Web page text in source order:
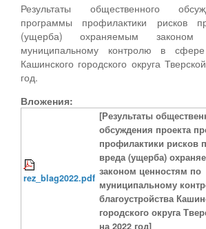
Результаты общественного
программы профилактики рисков
(ущерба) охраняемым
муниципальному контролю в сфере
Кашинского городского округа
год.
Вложения:
rez_blag2022.pdf
[Результаты
обсуждения проекта
профилактики рисков
вреда (ущерба)
законом ценностям по
муниципальному
благоустройства
городского округа
на 2022 год]